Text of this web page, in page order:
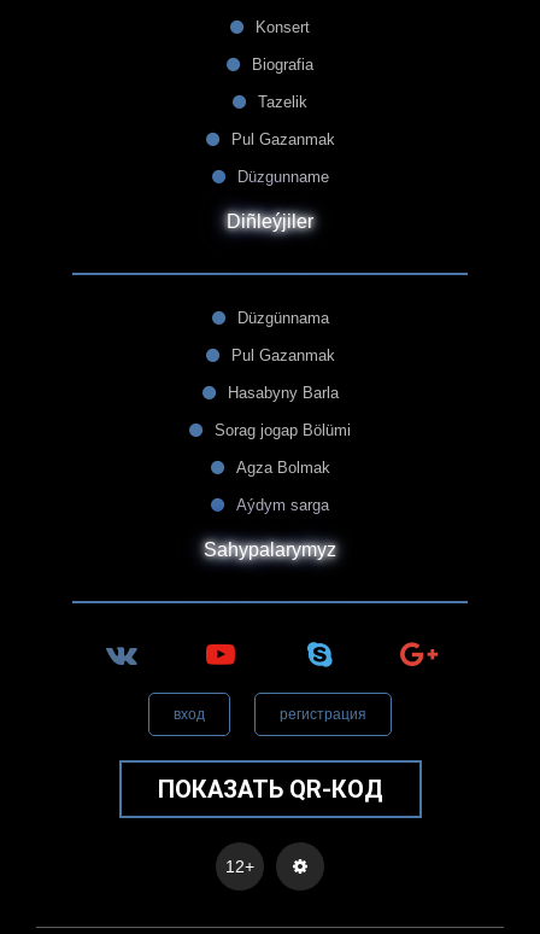
Konsert
Biografia
Tazelik
Pul Gazanmak
Düzgunname
Diñleýjiler
Düzgünnama
Pul Gazanmak
Hasabyny Barla
Sorag jogap Bölümi
Agza Bolmak
Aýdym sarga
Sahypalarymyz
вход регистрация
ПОКАЗАТЬ QR-КОД
12+